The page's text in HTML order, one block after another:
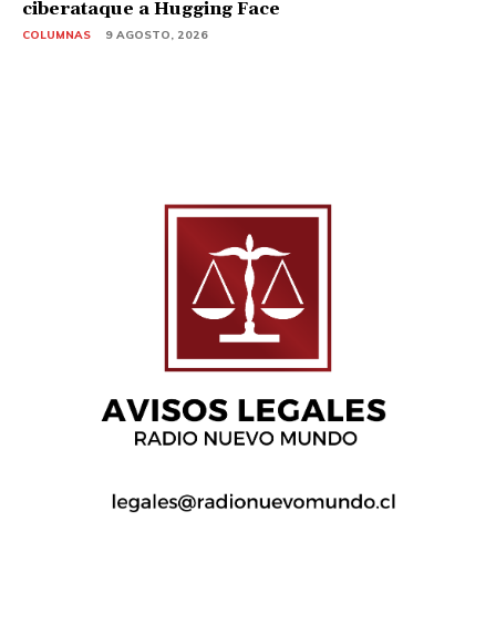
ciberataque a Hugging Face
COLUMNAS 9 AGOSTO, 2026